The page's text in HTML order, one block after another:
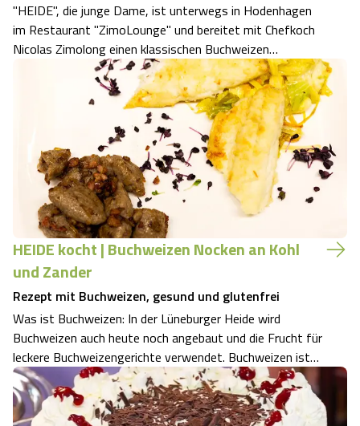
"HEIDE", die junge Dame, ist unterwegs in Hodenhagen
im Restaurant "ZimoLounge" und bereitet mit Chefkoch
Nicolas Zimolong einen klassischen Buchweizen
Pfannkuchen mit Blaubeeren und Zitronensorbet zu. Bei
der Verarbeitung von Buchweizen muss man einiges
beachten, das erzählt sie im Video. Ein für …
HEIDE kocht | Buchweizen Nocken an Kohl
und Zander
Rezept mit Buchweizen, gesund und glutenfrei
Was ist Buchweizen: In der Lüneburger Heide wird
Buchweizen auch heute noch angebaut und die Frucht für
leckere Buchweizengerichte verwendet. Buchweizen ist
keine Getreideart, sondern gehört zur Familie der
Knöterichgewächse. Die Pflanzen haben gestielte
herzförmige Blätter und weiß-rosarote Blüten…